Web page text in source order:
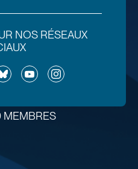
NOS RÉSEAUX
YouTubeInstagram
MEMBRES